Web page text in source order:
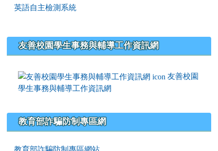
英語自主檢測系統
友善校園學生事務與輔導工作資訊網
友善校園
學生事務與輔導工作資訊網
教育部詐騙防制專區網
教育部詐騙防制專區網站